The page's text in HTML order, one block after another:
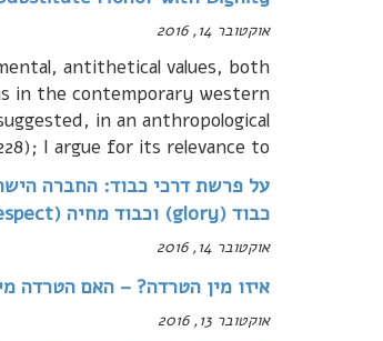
אוקטובר 14, 2016
antithetical values, both
in the contemporary western
in an anthropological
I argue for its relevance to
כבוד (glory) וכבוד מחיה (respect)
אוקטובר 14, 2016
איזו מין הטרדה? – האם הטרדה
אוקטובר 13, 2016